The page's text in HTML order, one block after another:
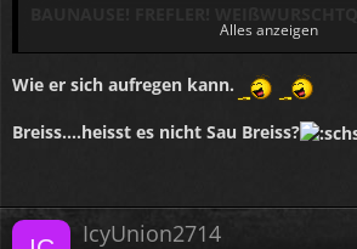
BAUNAUSE! FREFLER!
BREIß!
Eine Weißwurscht isst man frisch aus
darf das 12 Uhr läuten nicht hören!!
und die wird nicht seziert, sondern
Alles anzeigen
Wie er sich aufregen kann.
Breiss....heisst es nicht Sau Breiss?
IcyUnion2714